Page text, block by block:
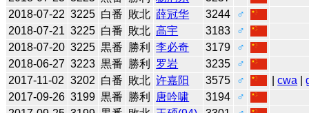
2018-07-22 3225 白番 敗北 薛冠华 3244
♂
2018-07-21 3225 白番 敗北 高宇 3183
♂
2018-07-20 3225 黒番 勝利 李必奇 3179
♂
2018-06-27 3223 黒番 勝利 罗岩 3235
♂
2017-11-02 3202 白番 敗北 许嘉阳 3575 ♂ |cwa |
2017-09-26 3199 黒番 勝利 唐吟啸 3194
♂